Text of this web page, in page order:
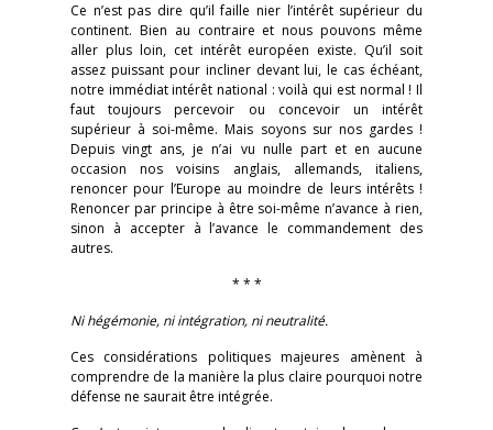
Ce n’est pas dire qu’il faille nier l’intérêt supérieur du
continent. Bien au contraire et nous pouvons même
aller plus loin, cet intérêt européen existe. Qu’il soit
assez puissant pour incliner devant lui, le cas échéant,
notre immédiat intérêt national : voilà qui est normal ! Il
faut toujours percevoir ou concevoir un intérêt
supérieur à soi-même. Mais soyons sur nos gardes !
Depuis vingt ans, je n’ai vu nulle part et en aucune
occasion nos voisins anglais, allemands, italiens,
renoncer pour l’Europe au moindre de leurs intérêts !
Renoncer par principe à être soi-même n’avance à rien,
sinon à accepter à l’avance le commandement des
autres.
* * *
Ni hégémonie, ni intégration, ni neutralité.
Ces considérations politiques majeures amènent à
comprendre de la manière la plus claire pourquoi notre
défense ne saurait être intégrée.